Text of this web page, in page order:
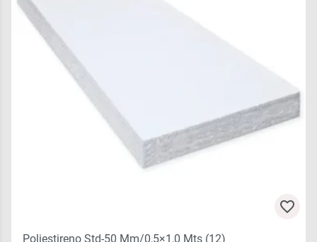
Poliestireno Std-50 Mm/0,5×1,0 Mts (12)